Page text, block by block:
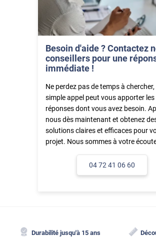
Besoin d'aide ? Contactez
conseillers pour une
immédiate !
Ne perdez pas de temps à chercher,
simple appel peut vous apporter les
réponses dont vous avez besoin.
nous dès maintenant et obtenez
solutions claires et efficaces pour
projet. Nous sommes à votre
04 72 41 06 60
Durabilité jusqu'à 15 ans